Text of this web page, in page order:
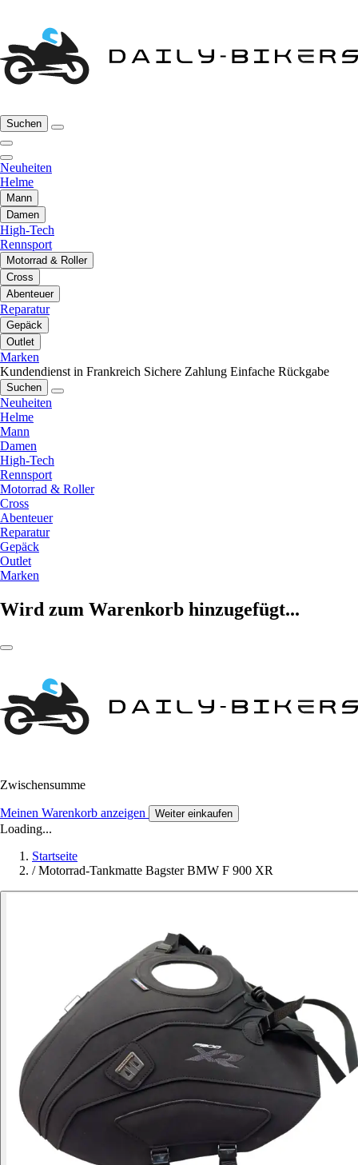
Suchen
Neuheiten
Helme
Mann
Damen
High-Tech
Rennsport
Motorrad & Roller
Cross
Abenteuer
Reparatur
Gepäck
Outlet
Marken
Kundendienst in Frankreich Sichere Zahlung Einfache Rückgabe
Suchen
Neuheiten
Helme
Mann
Damen
High-Tech
Rennsport
Motorrad & Roller
Cross
Abenteuer
Reparatur
Gepäck
Outlet
Marken
Wird zum Warenkorb hinzugefügt...
Zwischensumme
Meinen Warenkorb anzeigen Weiter einkaufen
Loading...
Startseite
/ Motorrad-Tankmatte Bagster BMW F 900 XR